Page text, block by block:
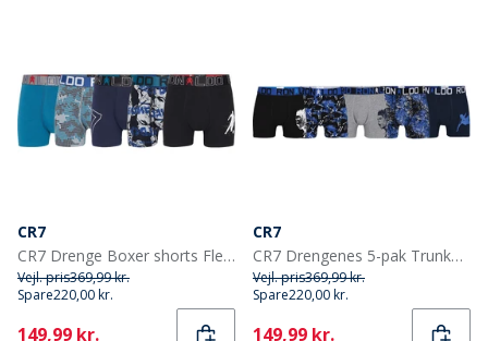
CR7
CR7 Drenge Boxer shorts Flerfarvet
Vejl. pris369,99 kr.
Spare220,00 kr.
Current
149,99 kr.
CR7
CR7 Drengenes 5-pak Trunker Multifarvet
Vejl. pris369,99 kr.
Spare220,00 kr.
Current
149,99 kr.